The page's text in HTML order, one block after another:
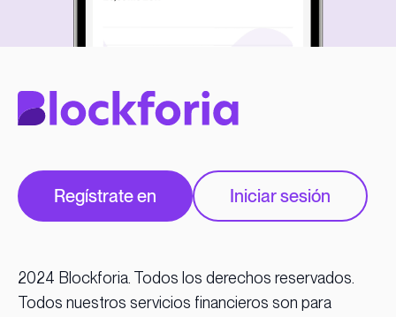
Regístrate en Iniciar sesión
2024 Blockforia. Todos los derechos reservados.
Todos nuestros servicios financieros son para